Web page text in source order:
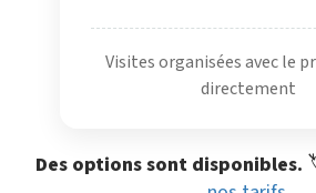
Visites organisées avec le
directement
Des options sont disponibles.